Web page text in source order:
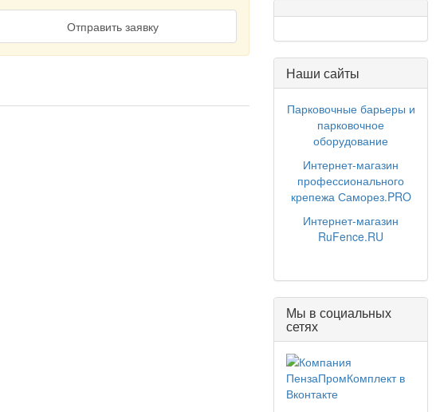
Отправить заявку
Наши сайты
Парковочные барьеры и
парковочное
оборудование
Интернет-магазин
профессионального
крепежа Саморез.PRO
Интернет-магазин
RuFence.RU
Мы в социальных
сетях